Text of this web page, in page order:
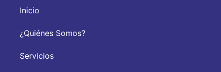
Inicio
¿Quiénes Somos?
Servicios